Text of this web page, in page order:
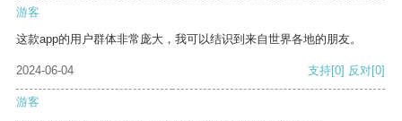
游客
这款app的用户群体非常庞大，我可以结识到来自世界各地的朋友。
2024-06-04 支持[0] 反对[0]
游客